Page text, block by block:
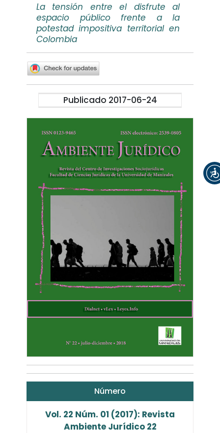
La tensión entre el disfrute al
espacio público frente a la
potestad impositiva territorial en
Colombia
Publicado 2017-06-24
Número
Vol. 22 Núm. 01 (2017): Revista
Ambiente Jurídico 22